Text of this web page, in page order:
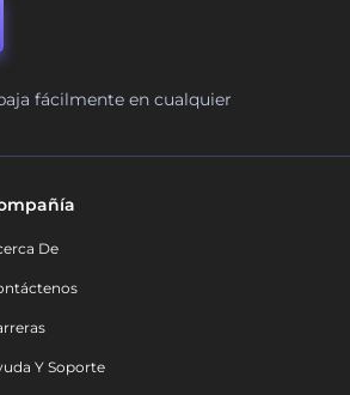
fácilmente en cualquier
De
Y Soporte